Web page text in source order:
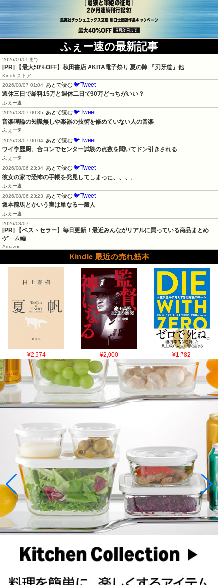
ふぇー速の最新記事
2026/09/05まで
[PR] 【最大50%OFF】秋田書店 AKITA電子祭り 夏の陣 『刃牙道』他
Kindleストア
2026/08/07 01:04 あとで読む 🐦Tweet
週休三日で給料15万と週休二日で30万どっちがいい？
ふぇー速
2026/08/07 00:35
あとで読む 🐦Tweet
音楽理論の知識無しや楽器の技術を修めていない人の音楽
ふぇー速
2026/08/07 00:04 あとで読む 🐦Tweet
ワイ学歴厨、合コンでセンター試験の点数を聞いてドン引きされる
ふぇー速
2026/08/06 23:34 あとで読む 🐦Tweet
彼女の家で恐怖の手帳を発見してしまった、、、、
ふぇー速
2026/08/06 23:23
あとで読む 🐦Tweet
坂本龍馬とかいう実は単なる一般人
ふぇー速
2026/08/07
[PR] 【ベストセラー】毎日更新！最近みんながリアルに買っている商品まとめ
ゲーム編
Amazon
Kindle 最近の売れ筋本
¥2,574 ¥2,000 ¥1,782